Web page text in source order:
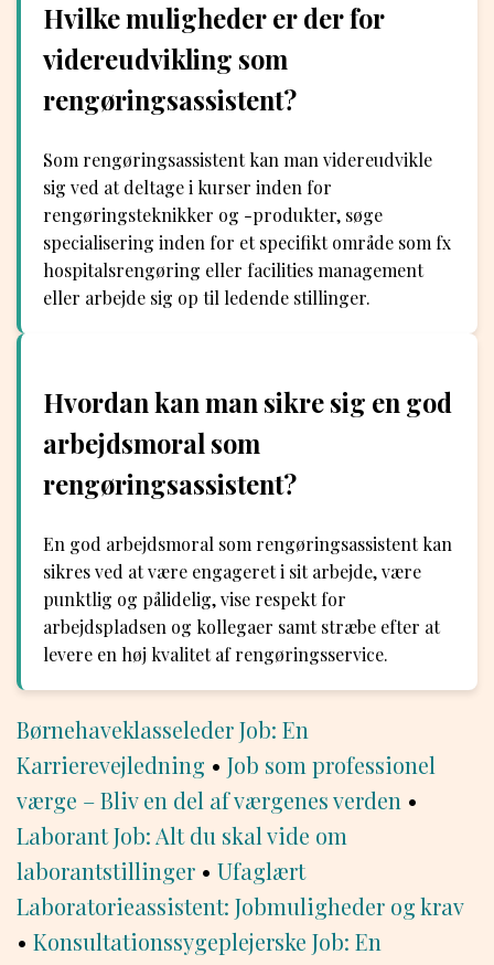
Hvilke muligheder er der for
videreudvikling som
rengøringsassistent?
Som rengøringsassistent kan man videreudvikle
sig ved at deltage i kurser inden for
rengøringsteknikker og -produkter, søge
specialisering inden for et specifikt område som fx
hospitalsrengøring eller facilities management
eller arbejde sig op til ledende stillinger.
Hvordan kan man sikre sig en god
arbejdsmoral som
rengøringsassistent?
En god arbejdsmoral som rengøringsassistent kan
sikres ved at være engageret i sit arbejde, være
punktlig og pålidelig, vise respekt for
arbejdspladsen og kollegaer samt stræbe efter at
levere en høj kvalitet af rengøringsservice.
Børnehaveklasseleder Job: En
Karrierevejledning • Job som professionel
værge – Bliv en del af værgenes verden •
Laborant Job: Alt du skal vide om
laborantstillinger • Ufaglært
Laboratorieassistent: Jobmuligheder og krav
• Konsultationssygeplejerske Job: En